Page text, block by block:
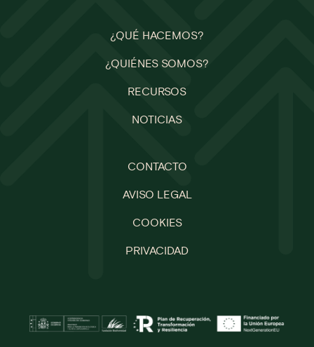
¿QUÉ HACEMOS?
¿QUIÉNES SOMOS?
RECURSOS
NOTICIAS
CONTACTO
AVISO LEGAL
COOKIES
PRIVACIDAD